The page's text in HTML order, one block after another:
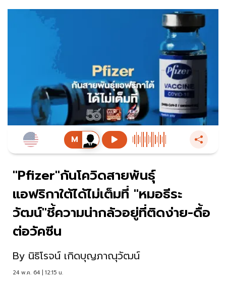
"Pfizer"กันโควิดสายพันธุ์
แอฟริกาใต้ได้ไม่เต็มที่ "หมอธีระ
วัฒน์"ชี้ความน่ากลัวอยู่ที่ติดง่าย-ดื้อ
ต่อวัคซีน
By นิธิโรจน์ เกิดบุญภาณุวัฒน์
24 พ.ค. 64 | 12:15 น.